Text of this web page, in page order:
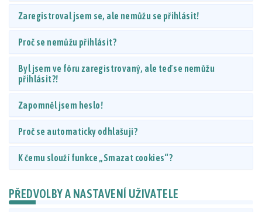
Zaregistroval jsem se, ale nemůžu se přihlásit!
Proč se nemůžu přihlásit?
Byl jsem ve fóru zaregistrovaný, ale teď se nemůžu
přihlásit?!
Zapomněl jsem heslo!
Proč se automaticky odhlašuji?
K čemu slouží funkce „Smazat cookies“?
PŘEDVOLBY A NASTAVENÍ UŽIVATELE